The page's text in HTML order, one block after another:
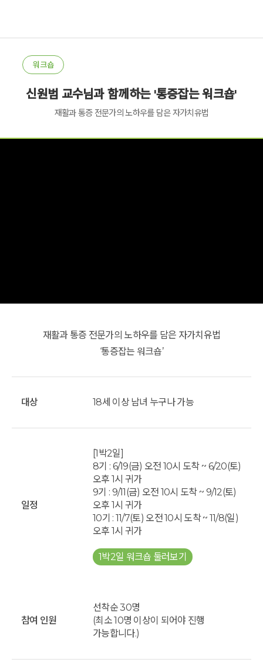
워크숍
신원범 교수님과 함께하는 '통증잡는 워크숍'
재활과 통증 전문가의 노하우를 담은 자가치유법
재활과 통증 전문가의 노하우를 담은 자가치유법
‘통증잡는 워크숍’
대상 18세 이상 남녀 누구나 가능
일정
[1박2일]
8기 : 6/19(금) 오전 10시 도착 ~ 6/20(토)
오후 1시 귀가
9기 : 9/11(금) 오전 10시 도착 ~ 9/12(토)
오후 1시 귀가
10기 : 11/7(토) 오전 10시 도착 ~ 11/8(일)
오후 1시 귀가
1박2일 워크숍 둘러보기
참여 인원
선착순 30명
(최소 10명 이상이 되어야 진행
가능합니다.)